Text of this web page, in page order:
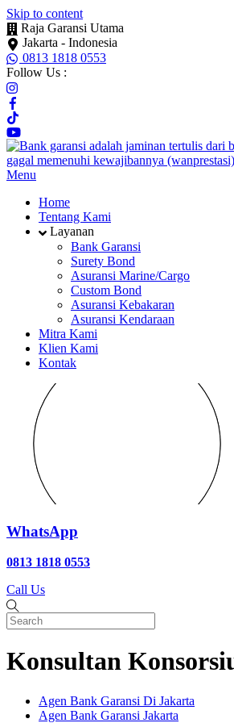
Skip to content
Raja Garansi Utama
Jakarta - Indonesia
0813 1818 0553
Follow Us :
Menu
Home
Tentang Kami
Layanan
Bank Garansi
Surety Bond
Asuransi Marine/Cargo
Custom Bond
Asuransi Kebakaran
Asuransi Kendaraan
Mitra Kami
Klien Kami
Kontak
WhatsApp
0813 1818 0553
Call Us
Konsultan
Agen Bank Garansi Di Jakarta
Agen Bank Garansi Jakarta